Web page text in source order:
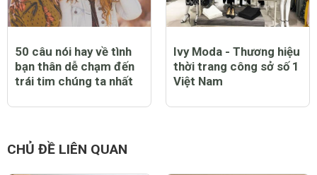
0 Thích Trả lời Báo cáo vi phạm